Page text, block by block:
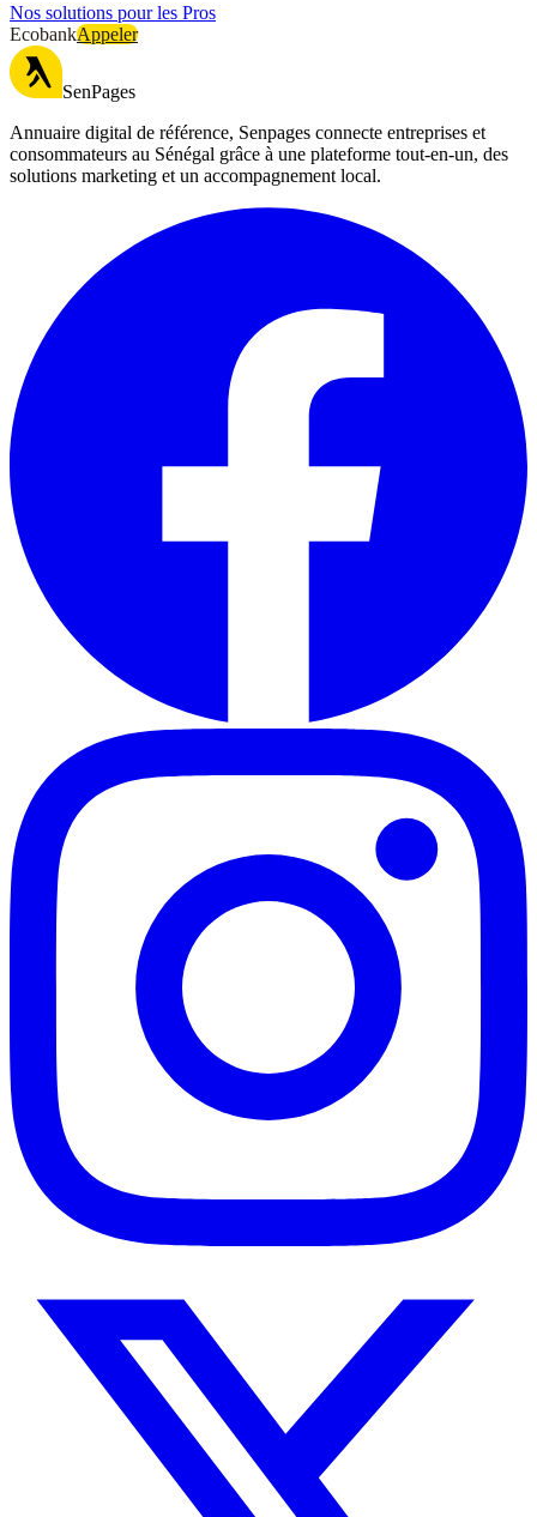
Nos solutions pour les Pros
EcobankAppeler
SenPages
Annuaire digital de référence, Senpages connecte entreprises et
consommateurs au Sénégal grâce à une plateforme tout-en-un, des
solutions marketing et un accompagnement local.